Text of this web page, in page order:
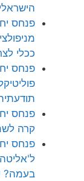
ככלי
קרה
בעמה?